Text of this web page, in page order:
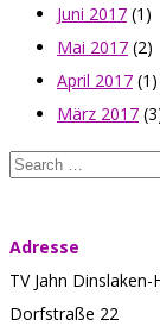
Juni 2017 (1)
Mai 2017 (2)
April 2017 (1)
März 2017
Adresse
TV Jahn Dinslaken-
Dorfstraße 22